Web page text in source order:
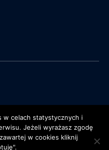
w celach statystycznych i
Jeżeli wyrażasz zgodę
w cookies kliknij